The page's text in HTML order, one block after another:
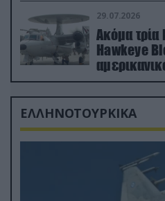
29.07.2026
Ακόμα τρία
Hawkeye
ΕΛΛΗΝΟΤΟΥΡΚΙΚΑ